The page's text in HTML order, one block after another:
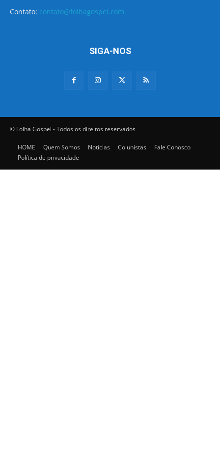
Contato: contato@folhagospel.com
SIGA-NOS
© Folha Gospel - Todos os direitos reservados
HOME Quem Somos Notícias Colunistas
Fale Conosco
Política de privacidade